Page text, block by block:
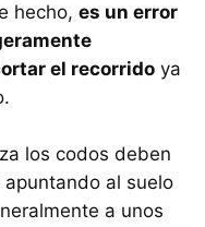
hecho, es un error
el recorrido ya
los codos deben
al suelo
a unos